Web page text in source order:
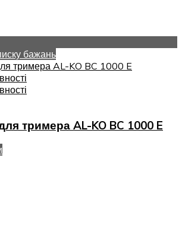
бажань
тримера AL-KO BC 1000 E